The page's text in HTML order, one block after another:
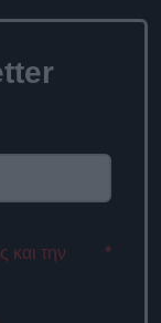
και την
*